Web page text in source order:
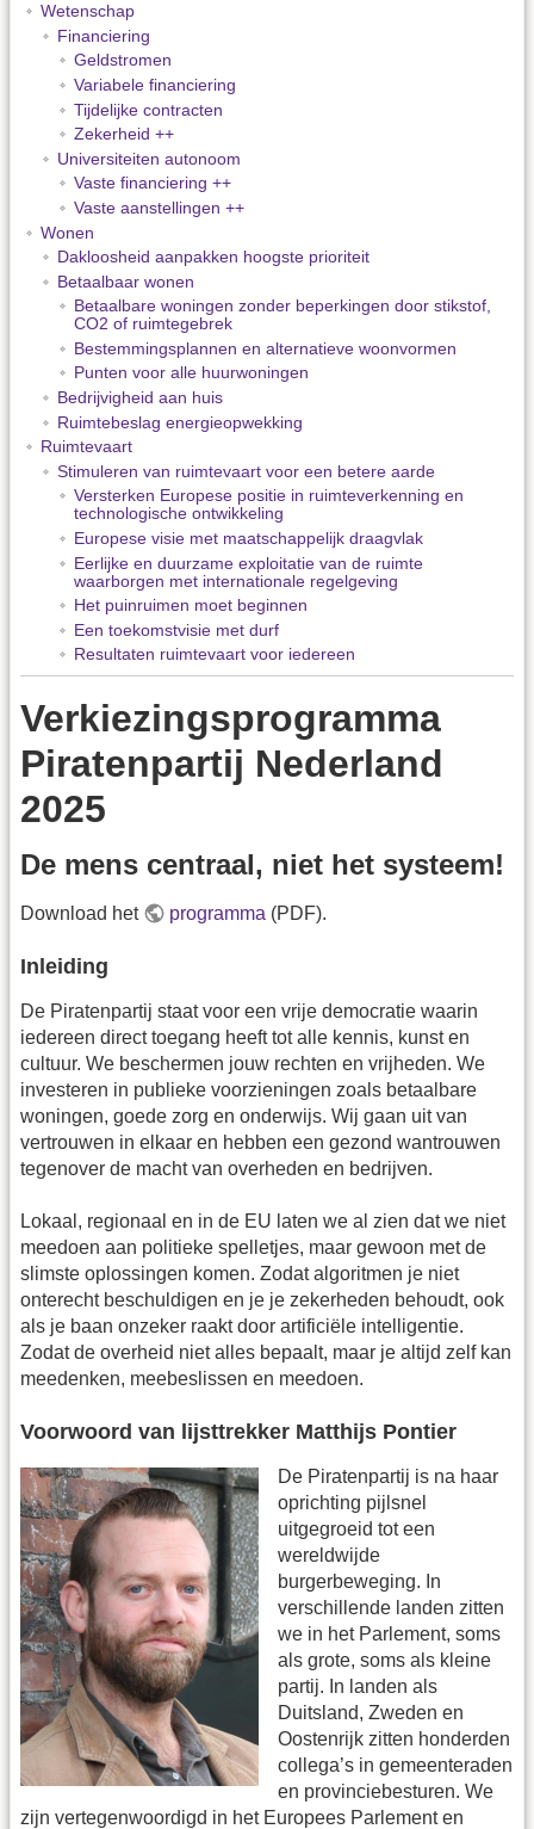
Wetenschap
Financiering
Geldstromen
Variabele financiering
Tijdelijke contracten
Zekerheid ++
Universiteiten autonoom
Vaste financiering ++
Vaste aanstellingen ++
Wonen
Dakloosheid aanpakken hoogste prioriteit
Betaalbaar wonen
Betaalbare woningen zonder beperkingen door stikstof,
CO2 of ruimtegebrek
Bestemmingsplannen en alternatieve woonvormen
Punten voor alle huurwoningen
Bedrijvigheid aan huis
Ruimtebeslag energieopwekking
Ruimtevaart
Stimuleren van ruimtevaart voor een betere aarde
Versterken Europese positie in ruimteverkenning en
technologische ontwikkeling
Europese visie met maatschappelijk draagvlak
Eerlijke en duurzame exploitatie van de ruimte
waarborgen met internationale regelgeving
Het puinruimen moet beginnen
Een toekomstvisie met durf
Resultaten ruimtevaart voor iedereen
Verkiezingsprogramma
Piratenpartij Nederland
2025
De mens centraal, niet het systeem!
Download het programma (PDF).
Inleiding
De Piratenpartij staat voor een vrije democratie waarin
iedereen direct toegang heeft tot alle kennis, kunst en
cultuur. We beschermen jouw rechten en vrijheden. We
investeren in publieke voorzieningen​ zoals betaalbare
woningen, goede zorg en onderwijs. Wij gaan uit van
vertrouwen in elkaar en hebben een gezond wantrouwen
tegenover de macht van overheden en bedrijven.
Lokaal, regionaal en in de EU laten we al zien dat we niet
meedoen aan politieke spelletjes, maar gewoon met de
slimste oplossingen komen. Zodat algoritmen je niet
onterecht beschuldigen en je je zekerheden behoudt, ook
als je baan onzeker raakt door artificiële intelligentie.
Zodat de overheid niet alles bepaalt, maar je altijd zelf kan
meedenken, meebeslissen en meedoen.
Voorwoord van lijsttrekker Matthijs Pontier
De Piratenpartij is na haar
oprichting pijlsnel
uitgegroeid tot een
wereldwijde
burgerbeweging. In
verschillende landen zitten
we in het Parlement, soms
als grote, soms als kleine
partij. In landen als
Duitsland, Zweden en
Oostenrijk zitten honderden
collega’s in gemeenteraden
en provinciebesturen. We
zijn vertegenwoordigd in het Europees Parlement en